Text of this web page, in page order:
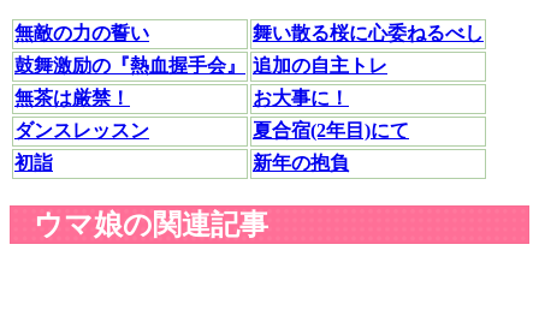
無敵の力の誓い
舞い散る桜に心委ねるべし
鼓舞激励の『熱血握手会』
追加の自主トレ
無茶は厳禁！
お大事に！
ダンスレッスン
夏合宿(2年目)にて
初詣
新年の抱負
ウマ娘の関連記事